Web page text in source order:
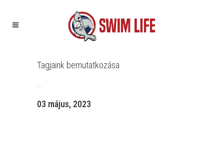
Tagjaink bemutatkozása
03 május, 2023